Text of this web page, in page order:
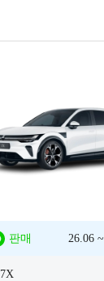
판매 26.06 ~
7X